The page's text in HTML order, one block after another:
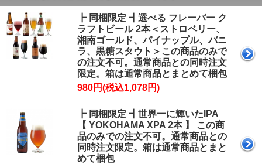
┣ 同梱限定 ┫選べる フレーバー ク
ラフトビール 2本＜ストロベリー、
湘南ゴールド、パイナップル、バニ
ラ、黒糖スタウト＞この商品のみで
の注文不可。通常商品との同時注文
限定。箱は通常商品とまとめて梱包
980円(税込1,078円)
┣ 同梱限定 ┫世界一に輝いたIPA
【 YOKOHAMA XPA 2本 】 この商
品のみでの注文不可。通常商品との
同時注文限定。箱は通常商品とまと
めて梱包